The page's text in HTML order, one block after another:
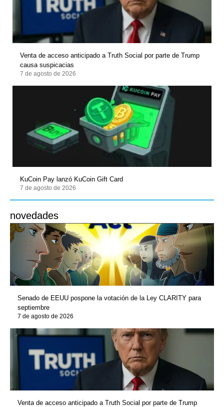
Venta de acceso anticipado a Truth Social por parte de Trump
causa suspicacias
7 de agosto de 2026
KuCoin Pay lanzó KuCoin Gift Card
7 de agosto de 2026
novedades
Senado de EEUU pospone la votación de la Ley CLARITY para
septiembre
7 de agosto de 2026
Venta de acceso anticipado a Truth Social por parte de Trump